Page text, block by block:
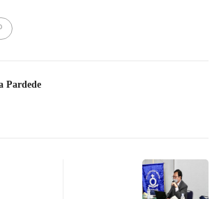
Pardede